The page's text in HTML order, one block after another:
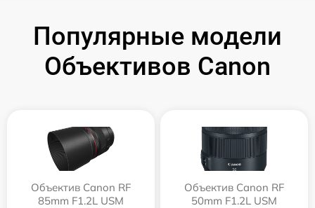
Популярные модели
Объективов Canon
Объектив Canon RF
85mm F1.2L USM
Объектив Canon RF
50mm F1.2L USM